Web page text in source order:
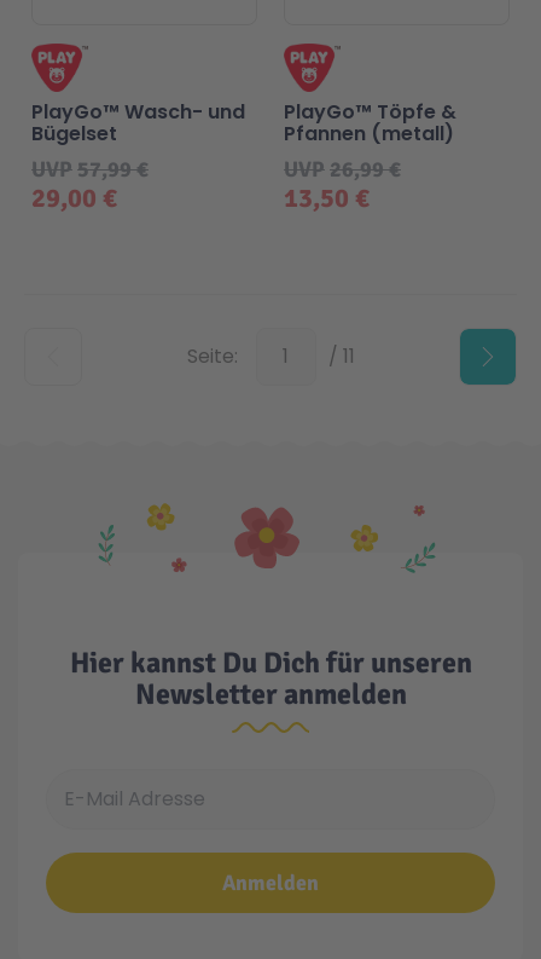
29,00 €
UVP57,99 €
PlayGo™ Wasch- und
Bügelset
13,50 €
UVP26,99 €
PlayGo™ Töpfe &
Pfannen (metall)
Seite:Unten / 11
Hier kannst Du Dich für unseren
Newsletter anmelden
Anmelden